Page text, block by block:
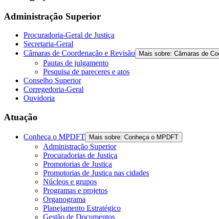
Administração Superior
Procuradoria-Geral de Justiça
Secretaria-Geral
Câmaras de Coordenação e Revisão
Mais sobre: Câmaras de
Pautas de julgamento
Pesquisa de pareceres e atos
Conselho Superior
Corregedoria-Geral
Ouvidoria
Atuação
Conheça o MPDFT Mais sobre: Conheça o MPDFT
Administração Superior
Procuradorias de Justiça
Promotorias de Justiça
Promotorias de Justiça nas cidades
Núcleos e grupos
Programas e projetos
Organograma
Planejamento Estratégico
Gestão de Documentos